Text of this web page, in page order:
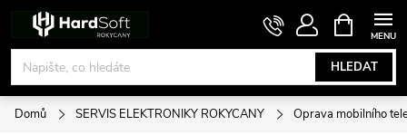
obsah
HLEDAT
NÁKUPNÍ
KOŠÍK
Domů SERVIS ELEKTRONIKY ROKYCANY Oprava mobilního